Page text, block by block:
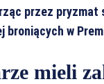
przez
broniących w
mieli